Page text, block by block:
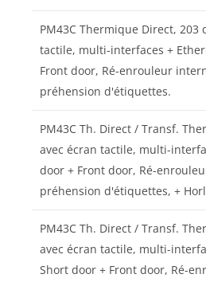
PM43C Thermique Direct, 203
tactile, multi-interfaces +
Front door, Ré-enrouleur
préhension d'étiquettes.
PM43C Th. Direct / Transf.
avec écran tactile, multi-
door + Front door, Ré-
préhension d'étiquettes, +
PM43C Th. Direct / Transf.
avec écran tactile, multi-
Short door + Front door, Ré-